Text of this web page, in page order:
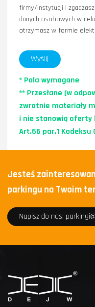
firmy/instytucji i
danych osobowych w
otrzymasz w formie
* Pola wymagane
** Przesłane (w
zwrotnie materiały
i nie stanowią oferty
Art.66 par.1 Kodeksu
Jesteś
parkingu na Twoim
Napisz do nas: